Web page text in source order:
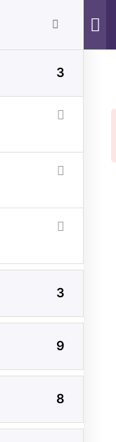
3
3
9
8